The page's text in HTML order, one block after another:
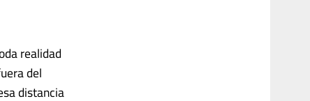
realidad
del
distancia